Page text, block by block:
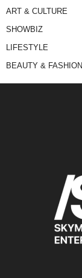
ART & CULTURE
SHOWBIZ
LIFESTYLE
BEAUTY & FASHION